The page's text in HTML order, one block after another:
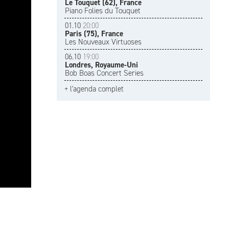
Le Touquet (62), France
Piano Folies du Touquet
01.10 20:00
Paris (75), France
Les Nouveaux Virtuoses
06.10 19:00
Londres, Royaume-Uni
Bob Boas Concert Series
+ l'agenda complet